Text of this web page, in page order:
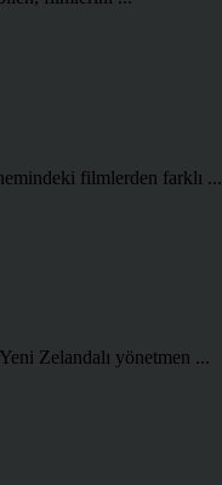
filmlerden farklı ...
Zelandalı yönetmen ...